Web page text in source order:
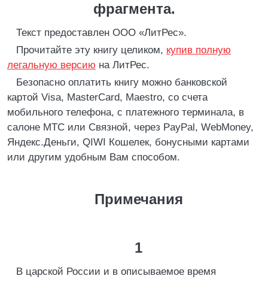
фрагмента.
Текст предоставлен ООО «ЛитРес».
Прочитайте эту книгу целиком, купив полную
легальную версию на ЛитРес.
Безопасно оплатить книгу можно банковской
картой Visa, MasterCard, Maestro, со счета
мобильного телефона, с платежного терминала, в
салоне МТС или Связной, через PayPal, WebMoney,
Яндекс.Деньги, QIWI Кошелек, бонусными картами
или другим удобным Вам способом.
Примечания
1
В царской России и в описываемое время